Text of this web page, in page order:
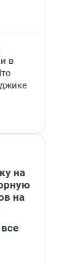
в
на
на